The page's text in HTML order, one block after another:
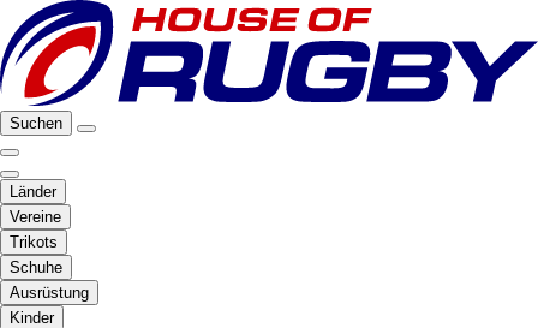
Suchen
Länder
Vereine
Trikots
Schuhe
Ausrüstung
Kinder